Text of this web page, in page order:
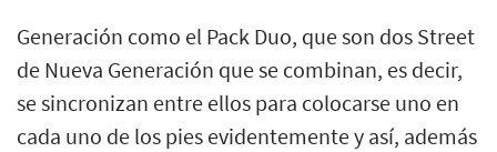
Generación como el Pack Duo, que son dos Street
de Nueva Generación que se combinan, es decir,
se sincronizan entre ellos para colocarse uno en
cada uno de los pies evidentemente y así, además